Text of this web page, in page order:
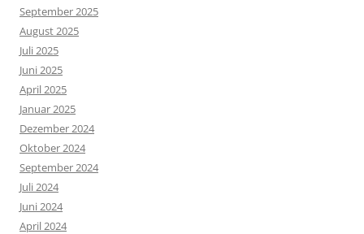
September 2025
August 2025
Juli 2025
Juni 2025
April 2025
Januar 2025
Dezember 2024
Oktober 2024
September 2024
Juli 2024
Juni 2024
April 2024